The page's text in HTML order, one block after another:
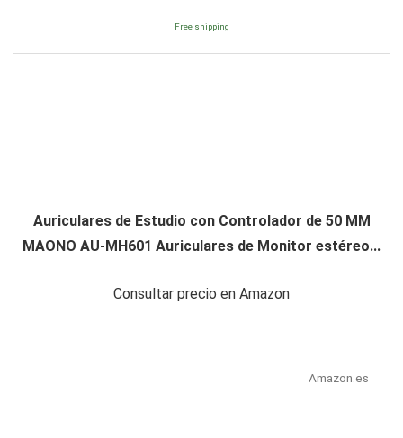
Free shipping
Auriculares de Estudio con Controlador de 50 MM
MAONO AU-MH601 Auriculares de Monitor estéreo...
Consultar precio en Amazon
Amazon.es